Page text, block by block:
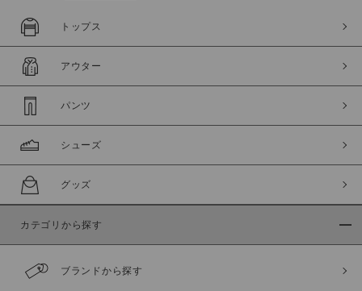
この条件で絞り込む
トップス
アウター
パンツ
シューズ
グッズ
カテゴリから探す
ブランドから探す